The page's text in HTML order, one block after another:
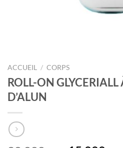
ACCUEIL / CORPS
ROLL-ON GLYCERIALL
D’ALUN